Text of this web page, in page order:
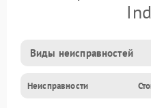
Виды неисправностей
Неисправности